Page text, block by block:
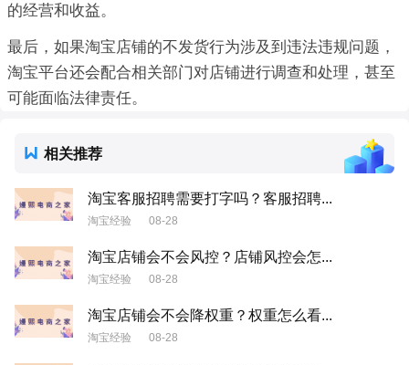
的经营和收益。
最后，如果淘宝店铺的不发货行为涉及到违法违规问题，
淘宝平台还会配合相关部门对店铺进行调查和处理，甚至
可能面临法律责任。
相关推荐
淘宝客服招聘需要打字吗？客服招聘...
淘宝经验 08-28
淘宝店铺会不会风控？店铺风控会怎...
淘宝经验 08-28
淘宝店铺会不会降权重？权重怎么看...
淘宝经验 08-28